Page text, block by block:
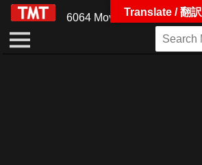
6064 MoviesTranslate / 翻訳